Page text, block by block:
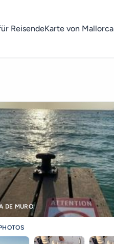
ReisendeKarte von Mallorca
DE MURO